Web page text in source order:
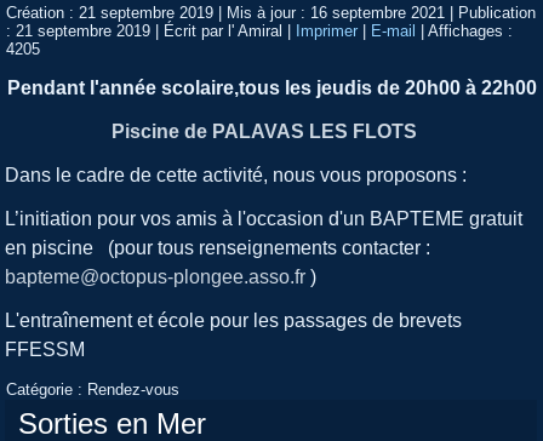
Création : 21 septembre 2019 | Mis à jour : 16 septembre 2021 | Publication
: 21 septembre 2019 | Écrit par l' Amiral | Imprimer | E-mail |Affichages :
4205
Pendant l'année scolaire,tous les jeudis de 20h00 à 22h00
Piscine de PALAVAS LES FLOTS
Dans le cadre de cette activité, nous vous proposons :
L’initiation pour vos amis à l'occasion d'un BAPTEME gratuit
en piscine (pour tous renseignements contacter :
bapteme@octopus-plongee.asso.fr )
L'entraînement et école pour les passages de brevets
FFESSM
Catégorie : Rendez-vous
Sorties en Mer